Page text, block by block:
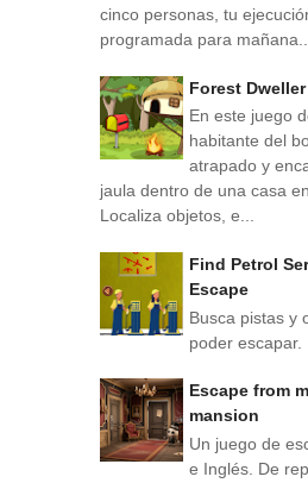
cinco personas, tu
programada para mañana...
Forest
En este juego
habitante del
atrapado y
jaula dentro de una casa
Localiza objetos, e...
Find Petrol
Escape
Busca pistas y
poder escapar.
Escape from
mansion
Un juego de
e Inglés. De